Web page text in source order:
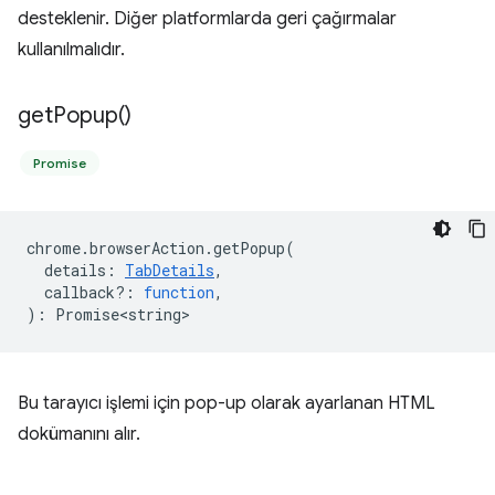
desteklenir. Diğer platformlarda geri çağırmalar
kullanılmalıdır.
getPopup()
Promise
chrome.browserAction .getPopup(
details : TabDetails,
callback? : function,
) : Promise<string>
Bu tarayıcı işlemi için pop-up olarak ayarlanan HTML
dokümanını alır.